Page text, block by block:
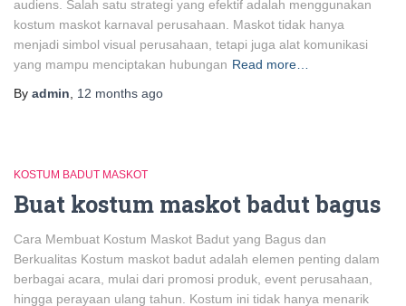
audiens. Salah satu strategi yang efektif adalah menggunakan
kostum maskot karnaval perusahaan. Maskot tidak hanya
menjadi simbol visual perusahaan, tetapi juga alat komunikasi
yang mampu menciptakan hubungan Read more…
By admin 12 months ago
KOSTUM BADUT MASKOT
Buat kostum maskot badut bagus
Cara Membuat Kostum Maskot Badut yang Bagus dan
Berkualitas Kostum maskot badut adalah elemen penting dalam
berbagai acara, mulai dari promosi produk, event perusahaan,
hingga perayaan ulang tahun. Kostum ini tidak hanya menarik